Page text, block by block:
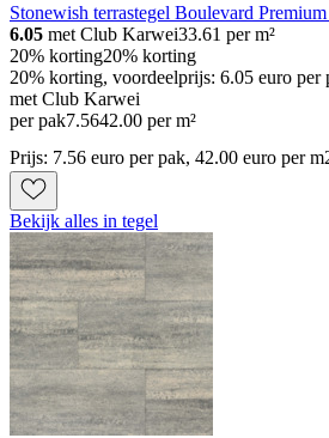
Stonewish terrastegel Boulevard
6.05 met Club Karwei33.61 per m²
20% korting20% korting
20% korting, voordeelprijs: 6.05 euro per
met Club Karwei
per pak7.5642.00 per m²
Prijs: 7.56 euro per pak, 42.00 euro per
Bekijk alles in tegel